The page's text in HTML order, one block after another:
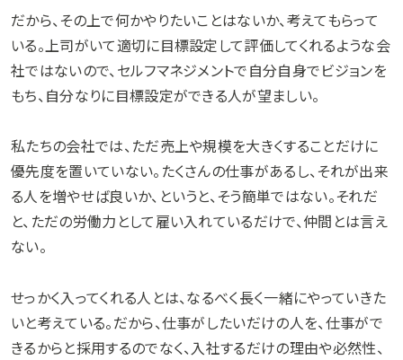
だから、その上で何かやりたいことはないか、考えてもらって
いる。上司がいて適切に目標設定して評価してくれるような会
社ではないので、セルフマネジメントで自分自身でビジョンを
もち、自分なりに目標設定ができる人が望ましい。
私たちの会社では、ただ売上や規模を大きくすることだけに
優先度を置いていない。たくさんの仕事があるし、それが出来
る人を増やせば良いか、というと、そう簡単ではない。それだ
と、ただの労働力として雇い入れているだけで、仲間とは言え
ない。
せっかく入ってくれる人とは、なるべく長く一緒にやっていきた
いと考えている。だから、仕事がしたいだけの人を、仕事がで
きるからと採用するのでなく、入社するだけの理由や必然性、